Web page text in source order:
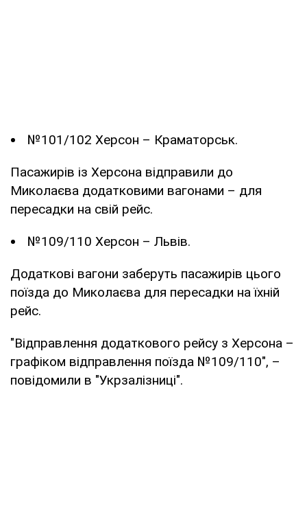
№101/102 Херсон – Краматорськ.
Пасажирів із Херсона відправили до
Миколаєва додатковими вагонами – для
пересадки на свій рейс.
№109/110 Херсон – Львів.
Додаткові вагони заберуть пасажирів цього
поїзда до Миколаєва для пересадки на їхній
рейс.
"Відправлення додаткового рейсу з Херсона –
графіком відправлення поїзда №109/110", –
повідомили в "Укрзалізниці".